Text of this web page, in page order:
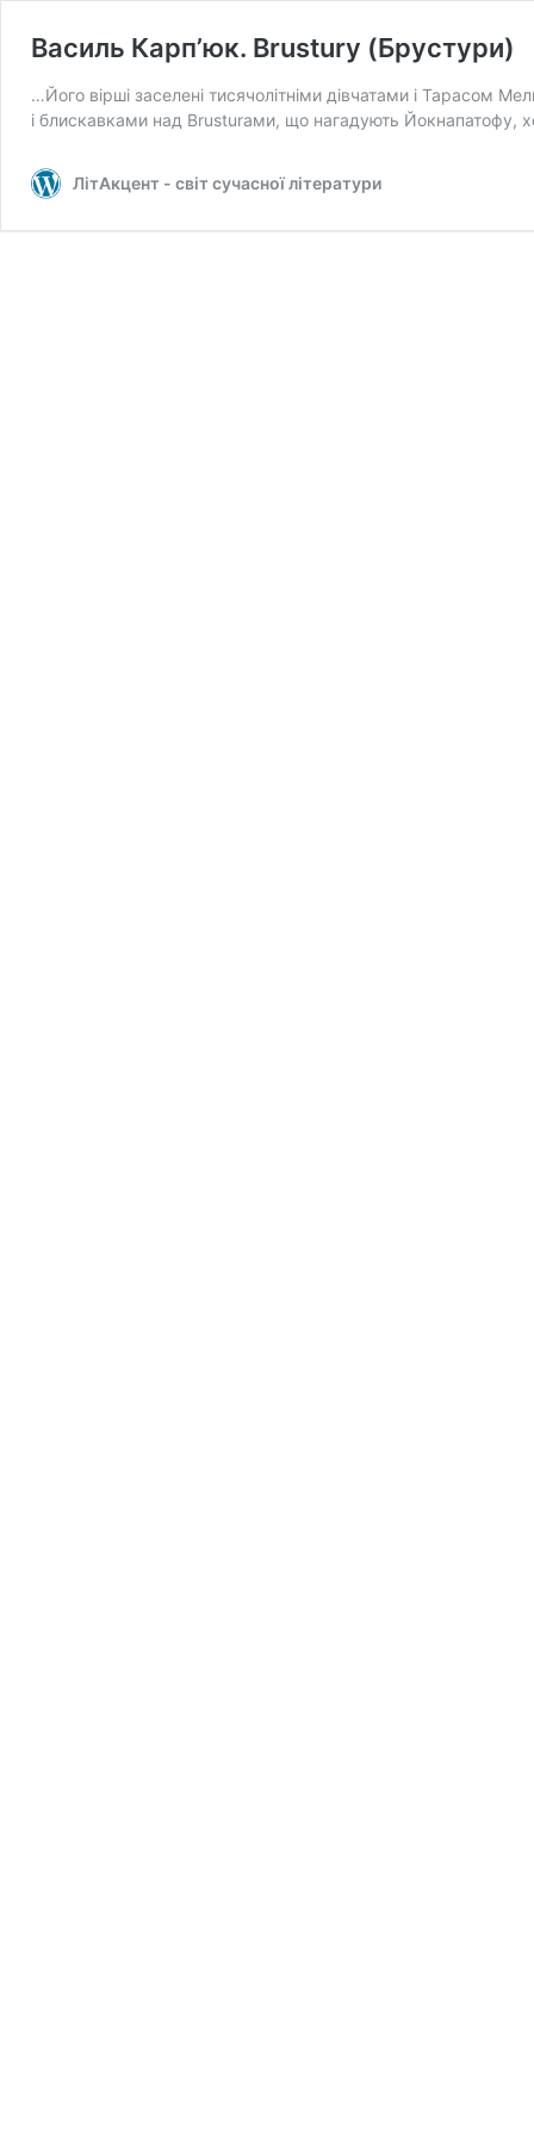
Василь Карп’юк. Brustury (Брустури)
…Його вірші заселені тисячолітніми дівчатами і
і блискавками над Brusturами, що нагадують Йокнапатофу,
ЛітАкцент - світ сучасної літератури